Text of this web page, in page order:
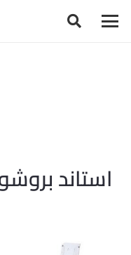
استاند